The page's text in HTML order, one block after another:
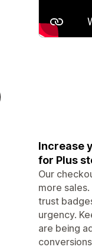
Increase
for Plus
Our
more
trust
urgency.
are being